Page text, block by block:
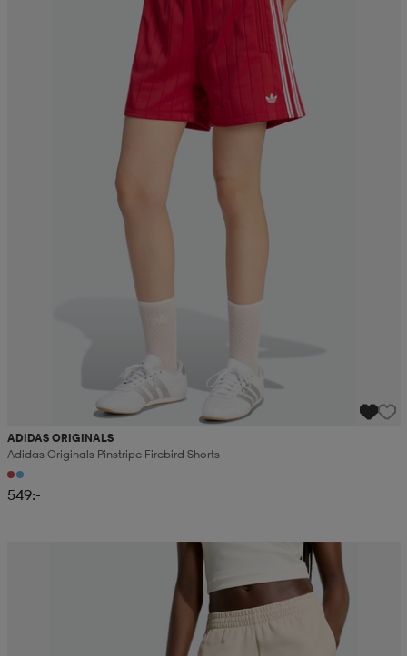
ADIDAS ORIGINALS
Adidas Originals Pinstripe Firebird Shorts
549:-